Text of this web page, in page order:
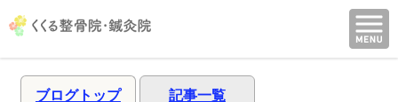
ブログトップ 記事一覧